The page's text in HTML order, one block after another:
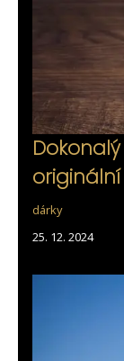
dárky
25. 12. 2024